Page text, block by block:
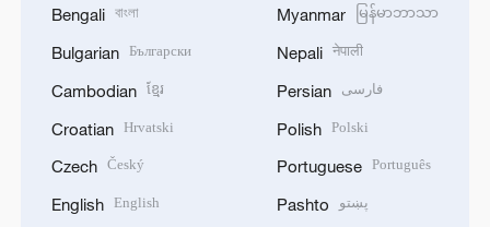
Bengali বাংলা
Bulgarian Български
Cambodian ខ្មែរ
Croatian Hrvatski
Czech Český
English English
Myanmar မြန်မာဘာသာ
Nepali नेपाली
Persian فارسی
Polish Polski
Portuguese Português
Pashto پښتو